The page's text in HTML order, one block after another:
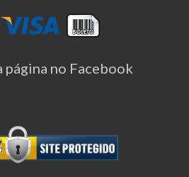
página no Facebook